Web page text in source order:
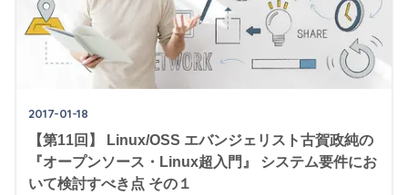
2017-01-18
【第11回】 Linux/OSS エバンジェリスト古賀政純の
『オープンソース・Linux超入門』 システム要件にお
いて検討すべき点 その１